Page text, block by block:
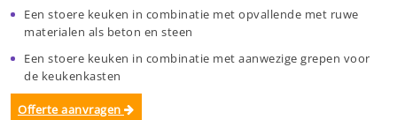
Een stoere keuken in combinatie met opvallende met ruwe
materialen als beton en steen
Een stoere keuken in combinatie met aanwezige grepen voor
de keukenkasten
Offerte aanvragen